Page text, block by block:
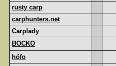
rusty carp
carphunters.net
Carplady
BOCKO
höfo